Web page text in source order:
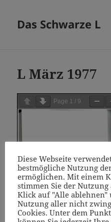
Das Schwarze L
L März 1977
Page 1 / 9
Diese Webseite
bestmögliche Nutzung
ermöglichen. Mit einem
stimmen Sie der
Klick auf "Alle ablehnen"
Nutzung aller nicht
Cookies. Unter dem